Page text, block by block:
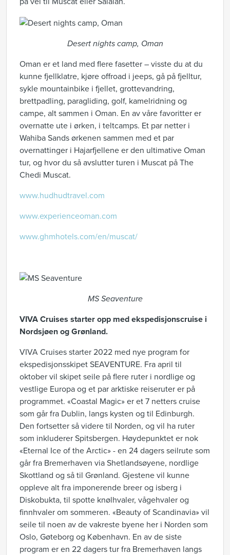
Desert nights camp, Oman
Oman er et land med flere fasetter – visste du at du
kunne fjellklatre, kjøre offroad i jeeps, gå på fjelltur,
sykle mountainbike i fjellet, grottevandring,
brettpadling, paragliding, golf, kamelridning og
campe, alt sammen i Oman. En av våre favoritter er
overnatte ute i ørken, i teltcamps. Et par netter i
Wahiba Sands ørkenen sammen med et par
overnattinger i Hajarfjellene er den ultimative Oman
tur, og hvor du så avslutter turen i Muscat på The
Chedi Muscat.
www.hudhudtravel.com
www.experienceoman.com
www.ghmhotels.com/en/muscat/
MS Seaventure
VIVA Cruises starter opp med ekspedisjonscruise i
Nordsjøen og Grønland.
VIVA Cruises starter 2022 med nye program for
ekspedisjonsskipet SEAVENTURE. Fra april til
oktober vil skipet seile på flere ruter i nordlige og
vestlige Europa og et par arktiske reiseruter er på
programmet. «Coastal Magic» er et 7 netters cruise
som går fra Dublin, langs kysten og til Edinburgh.
Den fortsetter så videre til Norden, og vil ha ruter
som inkluderer Spitsbergen. Høydepunktet er nok
«Eternal Ice of the Arctic» - en 24 dagers seilrute som
går fra Bremerhaven via Shetlandsøyene, nordlige
Skottland og så til Grønland. Gjestene vil kunne
oppleve alt fra imponerende breer og isberg i
Diskobukta, til spotte knølhvaler, vågehvaler og
finnhvaler om sommeren. «Beauty of Scandinavia» vil
seile til noen av de vakreste byene her i Norden som
Oslo, Gøteborg og København. En av de siste
program er en 22 dagers tur fra Bremerhaven langs